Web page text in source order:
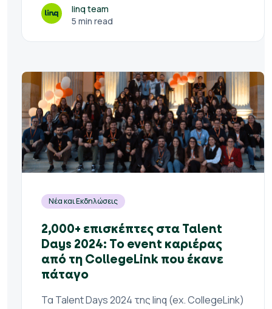
linq team
5 min read
Νέα και Εκδηλώσεις
2,000+ επισκέπτες στα Talent
Days 2024: Το event καριέρας
από τη CollegeLink που έκανε
πάταγο
Τα Talent Days 2024 της linq (ex. CollegeLink)